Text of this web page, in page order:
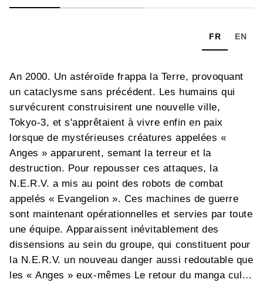
FR EN
An 2000. Un astéroïde frappa la Terre, provoquant
un cataclysme sans précédent. Les humains qui
survécurent construisirent une nouvelle ville,
Tokyo-3, et s'apprêtaient à vivre enfin en paix
lorsque de mystérieuses créatures appelées «
Anges » apparurent, semant la terreur et la
destruction. Pour repousser ces attaques, la
N.E.R.V. a mis au point des robots de combat
appelés « Evangelion ». Ces machines de guerre
sont maintenant opérationnelles et servies par toute
une équipe. Apparaissent inévitablement des
dissensions au sein du groupe, qui constituent pour
la N.E.R.V. un nouveau danger aussi redoutable que
les « Anges » eux-mêmes Le retour du manga culte